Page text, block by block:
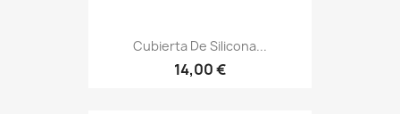
Cubierta De Silicona...
14,00 €